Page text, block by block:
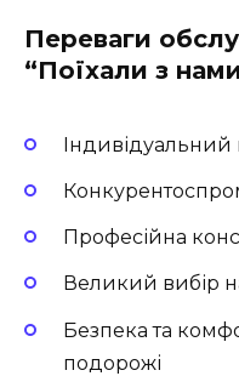
Переваги
“Поїхали з
Індивідуальний
Професійна
Великий вибір
Безпека та
подорожі